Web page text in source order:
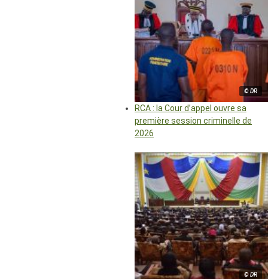
© DR
RCA : la Cour d’appel ouvre sa
première session criminelle de
2026
© DR